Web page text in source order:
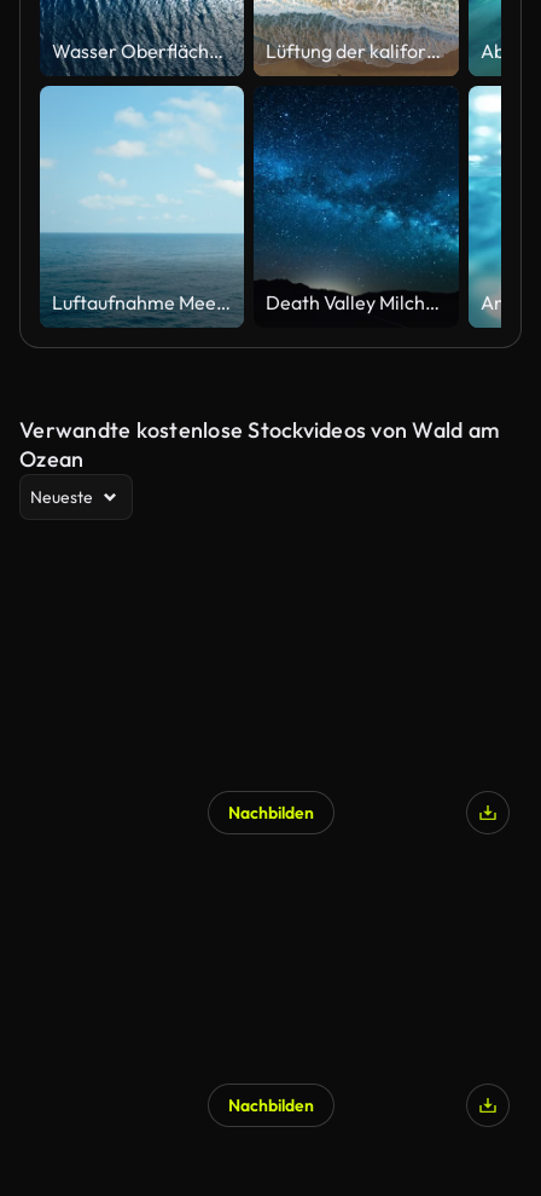
Wasser Oberfläche Luftbild Lüftung der kalifornischen Küste am Bolsa Chica Beach in Orange County
Luftaufnahme Meer und blauer Himmel Death Valley Milchstraße Zeitraffer 4 K
Verwandte kostenlose Stockvideos von Wald am
Ozean
Neueste
Nachbilden
Nachbilden